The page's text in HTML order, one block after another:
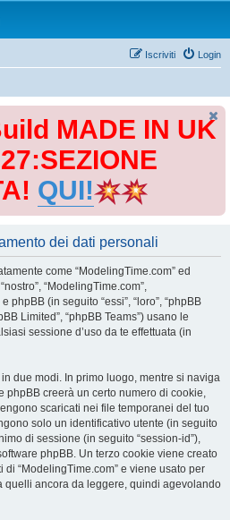
Login
Iscriviti
MADE IN UK
QUI!
dei dati personali
come “ModelingTime.com” ed
“ModelingTime.com”,
phpBB (in seguito “essi”, “loro”, “phpBB
Limited”, “phpBB Teams”) usano le
sessione d’uso da te effettuata (in
due modi. In primo luogo, mentre si naviga
phpBB creerà un certo numero di cookie,
scaricati nei file temporanei del tuo
solo un identificativo utente (in seguito
di sessione (in seguito “session-id”),
phpBB. Un terzo cookie viene creato
“ModelingTime.com” e viene usato per
quelli ancora da leggere, quindi agevolando